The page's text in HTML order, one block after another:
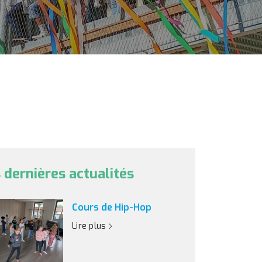
dernières actualités
Cours de Hip-Hop
Lire plus